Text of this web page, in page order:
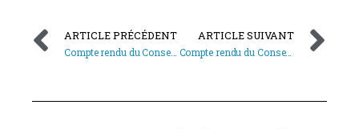
ARTICLE PRÉCÉDENT
Compte rendu du Conseil Municipal du 10 décembre 2019
ARTICLE SUIVANT
Compte rendu du Conseil Municipal du 27 décembre 2019